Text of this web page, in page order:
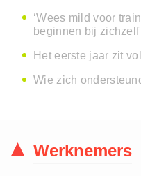
‘Wees mild voor
beginnen bij zichzelf
Het eerste jaar zit
Wie zich
Werknemers